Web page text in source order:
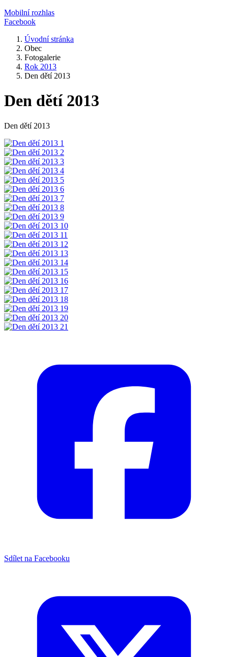
Mobilní rozhlas
Facebook
Úvodní stránka
Obec
Fotogalerie
Rok 2013
Den dětí 2013
Den dětí 2013
Den dětí 2013
Sdílet na Facebooku